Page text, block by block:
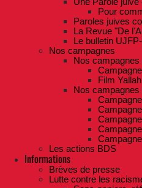
Pour
Paroles juives
La Revue "De
Le bulletin
Nos campagnes
Nos campagnes
Film
Nos campagnes
Les actions BDS
Informations
Brèves de presse
Lutte contre les